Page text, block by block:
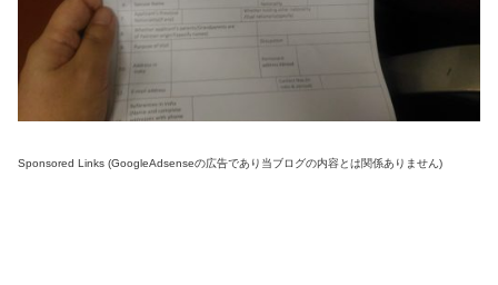
Sponsored Links (GoogleAdsenseの広告であり当ブログの内容とは関係ありません)